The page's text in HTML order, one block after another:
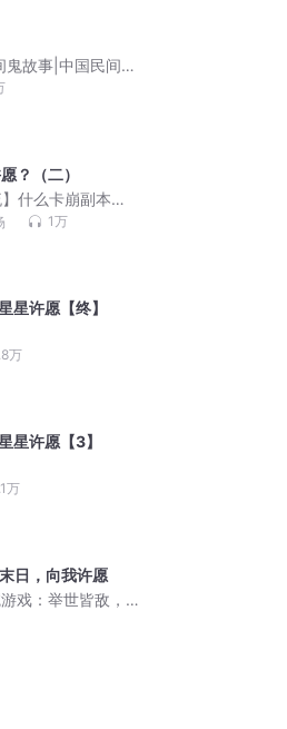
故事|中国民间故
？（二）
】什么卡崩副本？
脑推理丨恐怖爆
1万
星许愿【终】
万
星许愿【3】
万
日，向我许愿
戏：举世皆敌，
疑丨无限流丨生